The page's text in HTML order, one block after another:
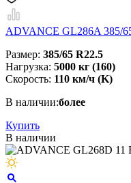
ADVANCE GL286A 385/
Размер: 385/65 R22.5
Нагрузка: 5000 кг (160)
Скорость: 110 км/ч (K)
В наличии:более
Купить
В наличии